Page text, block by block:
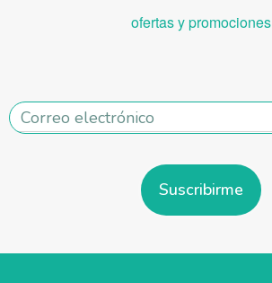
ofertas y promociones
Suscribirme